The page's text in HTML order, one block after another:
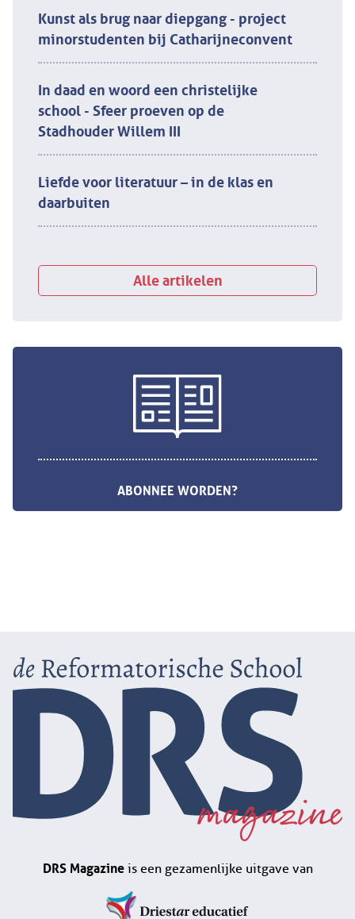
Kunst als brug naar diepgang - project
minorstudenten bij Catharijneconvent
In daad en woord een christelijke
school - Sfeer proeven op de
Stadhouder Willem III
Liefde voor literatuur – in de klas en
daarbuiten
Alle artikelen
ABONNEE WORDEN?
DRS Magazineis een gezamenlijke uitgave van